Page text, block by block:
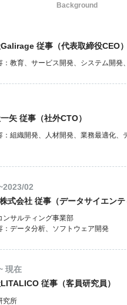
Background
従事（代表取締役CEO）
：教育、サービス開発、システム開発
矢 従事（社外CTO）
：組織開発、人材開発、業務最適化、
02
式会社 従事（データサイエンテ
ンサルティング事業部
：データ分析、ソフトウェア開発
現在
従事（客員研究員）
究所